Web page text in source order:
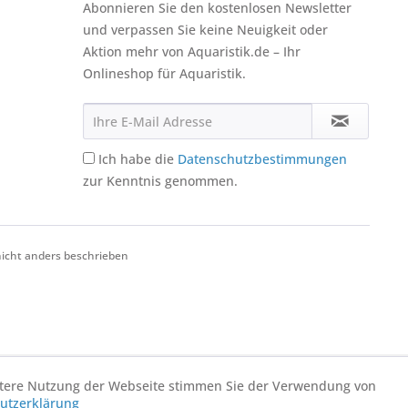
Abonnieren Sie den kostenlosen Newsletter
und verpassen Sie keine Neuigkeit oder
Aktion mehr von Aquaristik.de – Ihr
Onlineshop für Aquaristik.
Ich habe die Datenschutzbestimmungen
zur Kenntnis genommen.
anders beschrieben
Nutzung der Webseite stimmen Sie der Verwendung von